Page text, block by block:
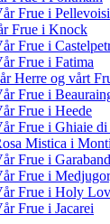
Frue i
Frue i Knock
Frue i
Frue i Fatima
Herre og vårt
Frue i
Frue i Heede
Frue i Ghiaie di
Mistica i
Frue i
Frue i
Frue i Holy
Frue i Jacarei